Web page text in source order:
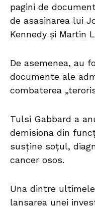
pagini de
de asasinarea lui
Kennedy și Martin
De asemenea, au
documente ale
combaterea
Tulsi Gabbard a
demisiona din
susține soțul,
cancer osos.
Una dintre
lansarea unei